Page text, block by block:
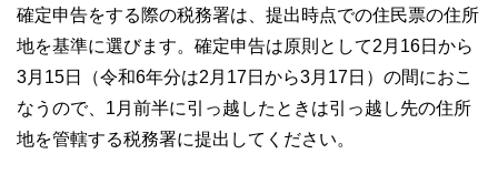
かしく感じられる年金や税金、相続、保険、ローンなどの話
をわかりやすく発信している点です。
このように編集経験豊富なメンバーと金融や経済に精通した
やすさはもちろんのこと、読み応えのあるコンテンツと確か
な情報発信を実現しています。
確定申告をする際の税務署は、提出時点での住民票の住所
地を基準に選びます。確定申告は原則として2月16日から
3月15日（令和6年分は2月17日から3月17日）の間におこ
なうので、1月前半に引っ越したときは引っ越し先の住所
地を管轄する税務署に提出してください。